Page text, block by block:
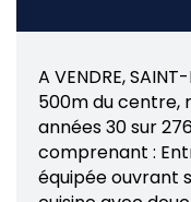
A VENDRE,
500m du centre,
années 30 sur
comprenant :
équipée ouvrant